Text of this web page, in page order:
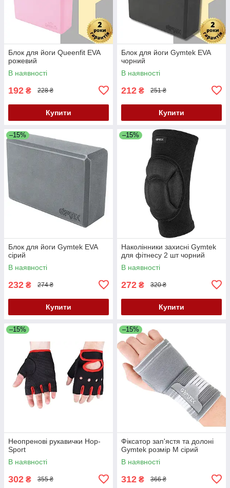
Блок для йоги Queenfit EVA
рожевий
В наявності
192 ₴ 228 ₴
Купити
Блок для йоги Gymtek EVA
чорний
В наявності
212 ₴ 251 ₴
Купити
–15%
Блок для йоги Gymtek EVA
сірий
В наявності
232 ₴ 274 ₴
Купити
–15%
Наколінники захисні Gymtek
для фітнесу 2 шт чорний
В наявності
272 ₴ 320 ₴
Купити
–15%
Неопренові рукавички Hop-
Sport
В наявності
302 ₴ 355 ₴
–15%
Фіксатор зап'ястя та долоні
Gymtek розмір М сірий
В наявності
312 ₴ 366 ₴